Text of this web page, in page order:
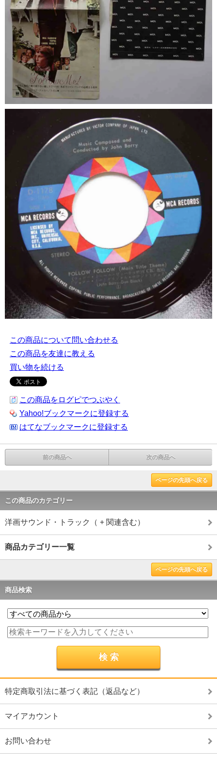
この商品について問い合わせる
この商品を友達に教える
買い物を続ける
この商品をログピでつぶやく
Yahoo!ブックマークに登録する
はてなブックマークに登録する
前の商品へ 次の商品へ
ページの先頭へ戻る
この商品のカテゴリー
洋画サウンド・トラック（ + 関連含む）
商品カテゴリー一覧
ページの先頭へ戻る
商品検索
特定商取引法に基づく表記（返品など）
マイアカウント
お問い合わせ